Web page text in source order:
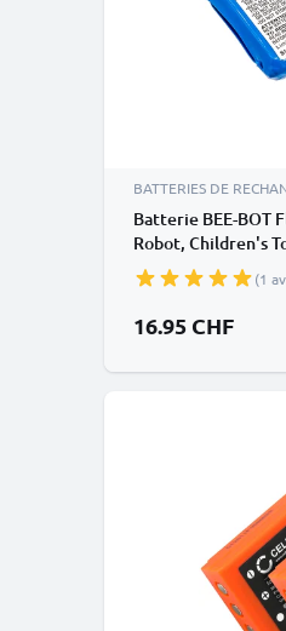
BATTERIES DE
Batterie BEE-BOT
Robot, Children's
CELLONIC
(1
16.95 CHF